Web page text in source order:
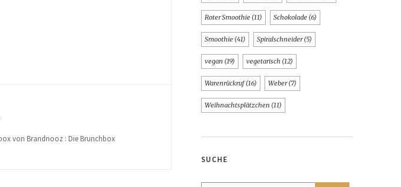
von Brandnooz : Die Brunchbox
Roter Smoothie (11) Schokolade (6)
Smoothie (41) Spiralschneider(5)
vegan (19) vegetarisch (12)
Warenrückruf(16) Weber(7)
Weihnachtsplätzchen (11)
SUCHE